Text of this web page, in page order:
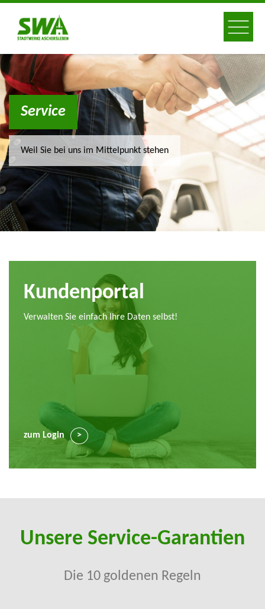
Service
Weil Sie bei uns im Mittelpunkt stehen
Kundenportal
Verwalten Sie einfach Ihre Daten selbst!
zum Login
Unsere Service-Garantien
Die 10 goldenen Regeln